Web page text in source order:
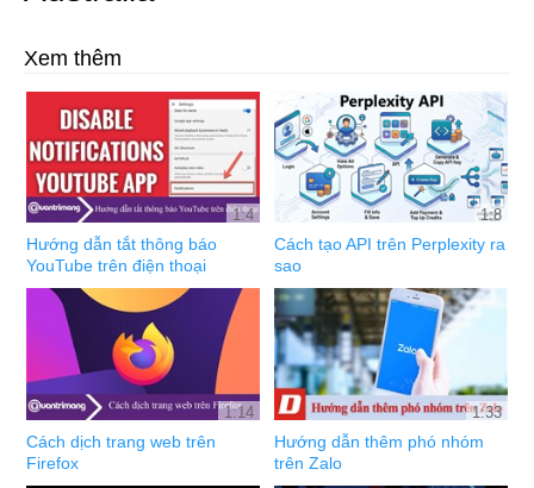
Xem thêm
1:4
Hướng dẫn tắt thông báo
YouTube trên điện thoại
1:8
Cách tạo API trên Perplexity ra
sao
1:14
Cách dịch trang web trên
Firefox
1:33
Hướng dẫn thêm phó nhóm
trên Zalo